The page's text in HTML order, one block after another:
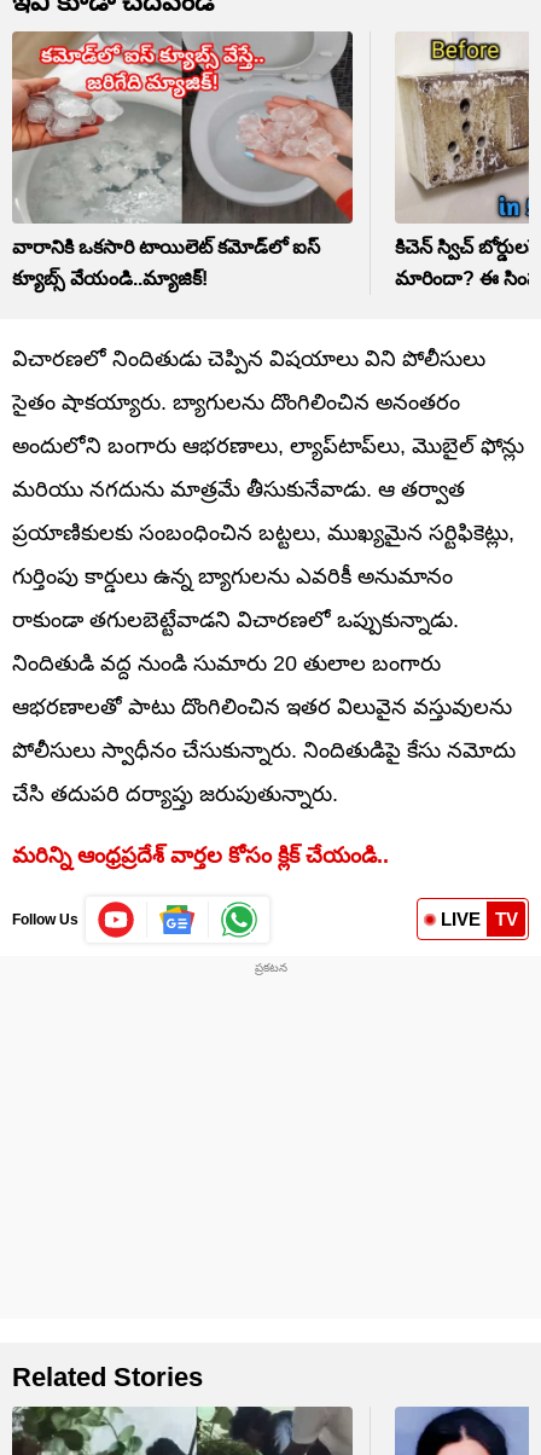
వారానికి ఒకసారి టాయిలెట్ కమోడ్‌లో ఐస్
క్యూబ్స్‌ వేయండి..మ్యాజిక్!
కిచెన్ స్విచ్
మారిందా? ఈ
విచారణలో నిందితుడు చెప్పిన విషయాలు విని పోలీసులు
సైతం షాకయ్యారు. బ్యాగులను దొంగిలించిన అనంతరం
అందులోని బంగారు ఆభరణాలు, ల్యాప్‌టాప్‌లు, మొబైల్ ఫోన్లు
మరియు నగదును మాత్రమే తీసుకునేవాడు. ఆ తర్వాత
ప్రయాణికులకు సంబంధించిన బట్టలు, ముఖ్యమైన సర్టిఫికెట్లు,
గుర్తింపు కార్డులు ఉన్న బ్యాగులను ఎవరికీ అనుమానం
రాకుండా తగులబెట్టేవాడని విచారణలో ఒప్పుకున్నాడు.
నిందితుడి వద్ద నుండి సుమారు 20 తులాల బంగారు
ఆభరణాలతో పాటు దొంగిలించిన ఇతర విలువైన వస్తువులను
పోలీసులు స్వాధీనం చేసుకున్నారు. నిందితుడిపై కేసు నమోదు
చేసి తదుపరి దర్యాప్తు జరుపుతున్నారు.
మరిన్ని ఆంధ్రప్రదేశ్ వార్తల కోసం క్లిక్ చేయండి..
Follow Us LIVE TV
Related Stories